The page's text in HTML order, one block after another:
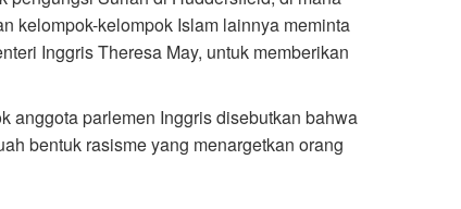
kelompok-kelompok Islam lainnya meminta
Inggris Theresa May, untuk memberikan
anggota parlemen Inggris disebutkan bahwa
bentuk rasisme yang menargetkan orang